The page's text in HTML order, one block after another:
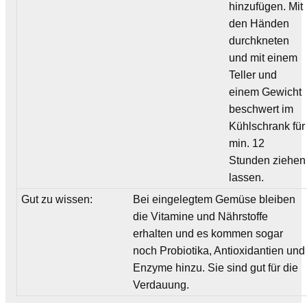
hinzufügen. Mit
den Händen
durchkneten
und mit einem
Teller und
einem Gewicht
beschwert im
Kühlschrank für
min. 12
Stunden ziehen
lassen.
Gut zu wissen:
Bei eingelegtem Gemüse bleiben
die Vitamine und Nährstoffe
erhalten und es kommen sogar
noch Probiotika, Antioxidantien und
Enzyme hinzu. Sie sind gut für die
Verdauung.